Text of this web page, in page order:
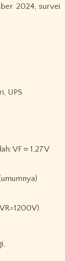
2024, survei
UPS
VF＝1,27V